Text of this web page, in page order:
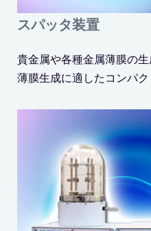
スパッタ装置
貴金属や各種金属薄膜の
薄膜生成に適したコンパク